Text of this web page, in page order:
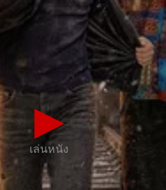
▶
เล่นหนัง